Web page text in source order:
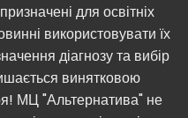
для освітніх
використовувати їх
діагнозу та вибір
винятковою
МЦ "Альтернатива" не